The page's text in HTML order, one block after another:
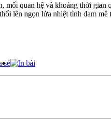
mối quan hệ và khoảng thời
lên ngọn lửa nhiệt tình đam